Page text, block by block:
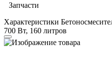
Запчасти
Характеристики
700 Вт, 160 литров